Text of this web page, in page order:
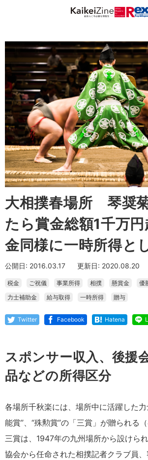
大相撲春場所 琴奨
たら賞金総額1千万
金同様に一時所得と
公開日: 2016.03.17 更新日: 2020.08.20
税金 ご祝儀 事業所得 相撲 懸賞金 優
力士補助金
給与取得 一時所得 贈与
Twitter Facebook Hatena
スポンサー収入、後援
品などの所得区分
各場所千秋楽には、場所中に活躍した力
能賞”、“殊勲賞”の「三賞」が贈られる
三賞は、1947年の九州場所から設けら
協会から任命された相撲記者クラブ員